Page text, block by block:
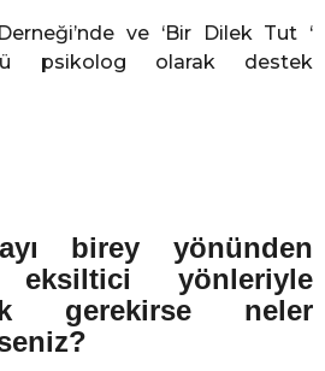
ve ‘Bir Dilek Tut ‘
psikolog olarak destek
birey yönünden
yönleriyle
gerekirse neler